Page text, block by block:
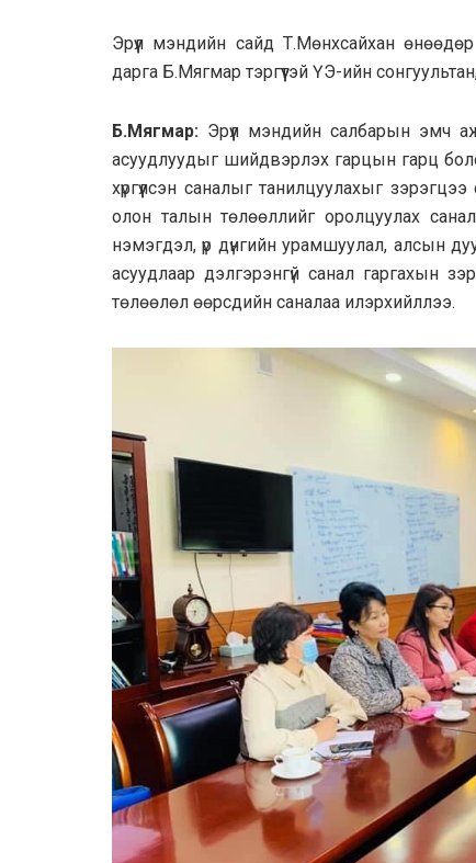
Эрүүл мэндийн сайд Т.Мөнхсайхан
дарга Б.Мягмар тэргүүтэй ҮЭ-ийн
Б.Мягмар: Эрүүл мэндийн салбарын эмч
асуудлуудыг шийдвэрлэх гарцын гарц
хүргүүлсэн саналыг танилцуулахыг
олон талын төлөөллийг оролцуулах
нэмэгдэл, үр дүнгийн урамшуулал, алсын
асуудлаар дэлгэрэнгүй санал гаргахын
төлөөлөл өөрсдийн саналаа илэрхийллээ.